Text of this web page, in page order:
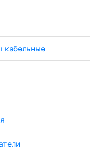
кабельные